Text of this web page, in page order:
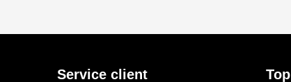
Service client